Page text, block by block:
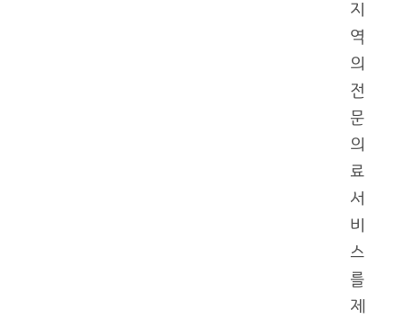
지
역
의
전
문
의
료
서
비
스
를
제